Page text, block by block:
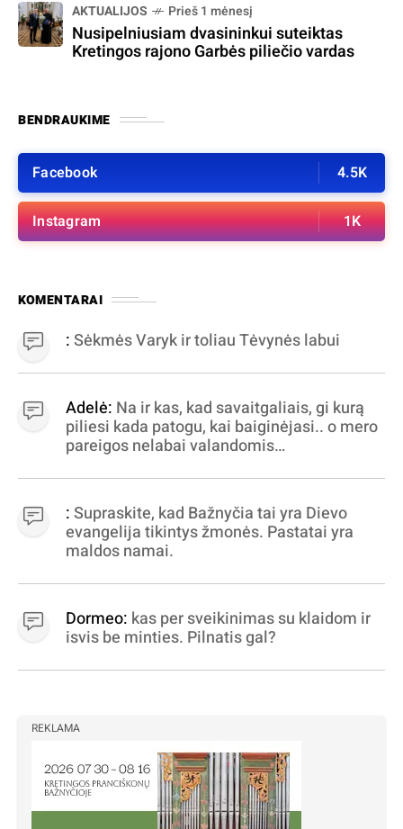
AKTUALIJOS Prieš 1 mėnesį
Nusipelniusiam dvasininkui suteiktas
Kretingos rajono Garbės piliečio vardas
BENDRAUKIME
Facebook 4.5K
Instagram 1K
KOMENTARAI
:Sėkmės Varyk ir toliau Tėvynės labui
Adelė: Na ir kas, kad savaitgaliais, gi kurą
piliesi kada patogu, kai baiginėjasi.. o mero
pareigos nelabai valandomis
virpinimas, ieškokit kur milijonus vagia
dujininkai, elektros aferistai, stadionų
statytojai Vilnuje
:Supraskite, kad Bažnyčia tai yra Dievo
evangelija tikintys žmonės. Pastatai yra
maldos namai.
Dormeo: kas per sveikinimas su klaidom ir
isvis be minties. Pilnatis gal?
REKLAMA